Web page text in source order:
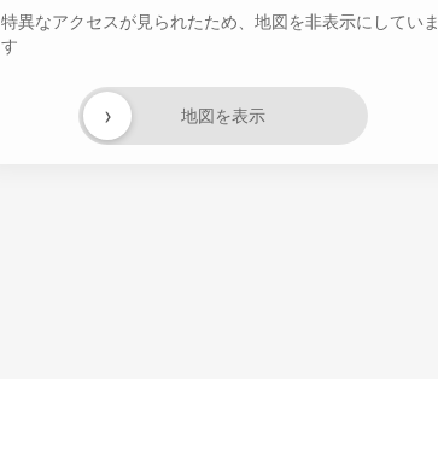
特異なアクセスが見られたため、地図を非表示にしていま
す
地図を表示
›